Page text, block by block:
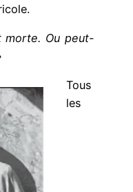
morte. Ou peut-
Tous
les